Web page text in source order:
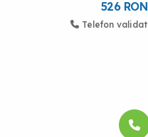
526 RON
Telefon validat